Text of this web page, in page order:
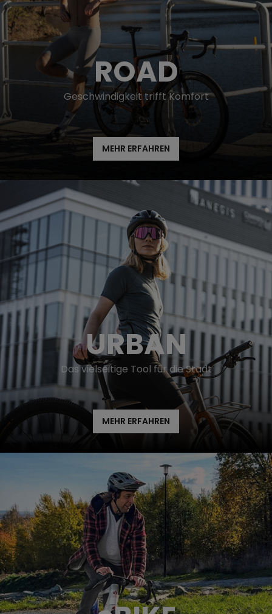
ROAD
Geschwindigkeit trifft Komfort
MEHR ERFAHREN
URBAN
Das vielseitige Tool für die Stadt
MEHR ERFAHREN